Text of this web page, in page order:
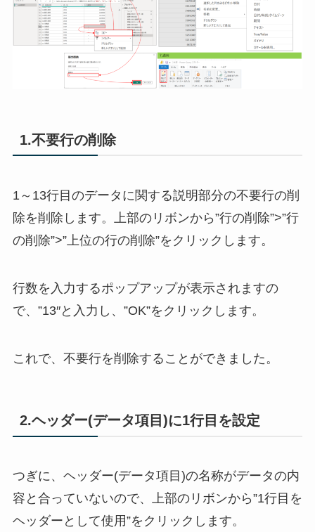
1.不要行の削除
1～13行目のデータに関する説明部分の不要行の削
除を削除します。上部のリボンから”行の削除”>”行
の削除”>”上位の行の削除”をクリックします。
行数を入力するポップアップが表示されますの
で、”13″と入力し、”OK”をクリックします。
これで、不要行を削除することができました。
2.ヘッダー(データ項目)に1行目を設定
つぎに、ヘッダー(データ項目)の名称がデータの内
容と合っていないので、上部のリボンから”1行目を
ヘッダーとして使用”をクリックします。